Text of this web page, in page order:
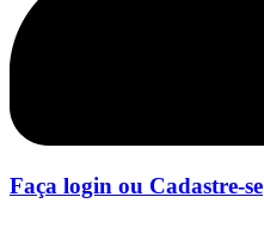
Faça login ou Cadastre-se